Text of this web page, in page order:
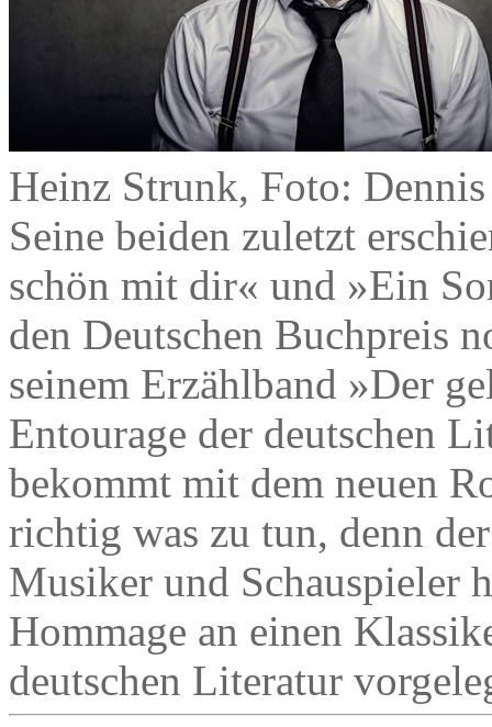
Heinz Strunk, Foto:
Seine beiden zuletzt
schön mit dir« und »Ein
den Deutschen Buchpreis
seinem Erzählband »Der
Entourage der deutschen
bekommt mit dem neuen
richtig was zu tun, denn
Musiker und Schauspieler
Hommage an einen
deutschen Literatur